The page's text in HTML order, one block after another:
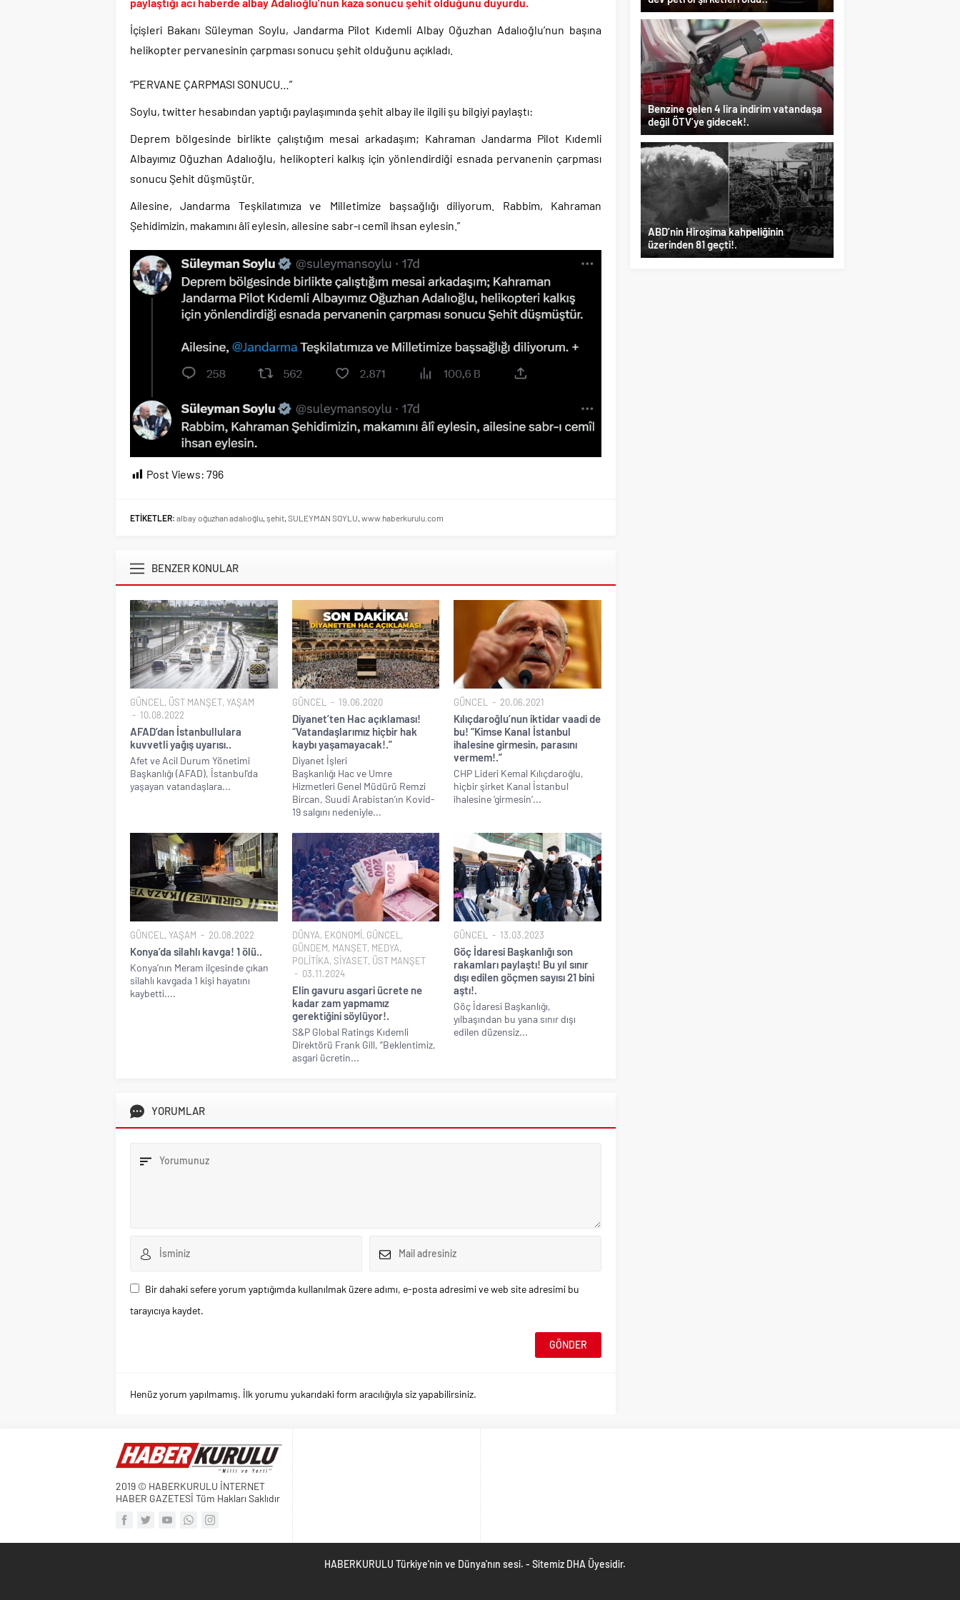
Günlerdir İran’a tehditler savurarak atıp tutan Trump yine kıvırdı!.
Merkez Bankası’ndan Kripto Varlık Merkezi Kayıt Sistemi’ne onay..
İçişleri Bakanı Süleyman Soylu, Jandarma Pilot Kıdemli Albay Oğuzhan Adalıoğlu’nun başına
helikopter pervanesinin çarpması sonucu şehit olduğunu açıkladı.
“PERVANE ÇARPMASI SONUCU…”
Soylu, twitter hesabından yaptığı paylaşımında şehit albay ile ilgili şu bilgiyi paylaştı:
Deprem bölgesinde birlikte çalıştığım mesai arkadaşım; Kahraman Jandarma Pilot Kıdemli
Albayımız Oğuzhan Adalıoğlu, helikopteri kalkış için yönlendirdiği esnada pervanenin çarpması
sonucu Şehit düşmüştür.
Ailesine, Jandarma Teşkilatımıza ve Milletimize başsağlığı diliyorum. Rabbim, Kahraman
Şehidimizin, makamını âlî eylesin, ailesine sabr-ı cemîl ihsan eylesin.”
Post Views: 796
ETİKETLER: albay oğuzhan adalıoğlu şehit SULEYMAN SOYLU www.haberkurulu.com
BENZER KONULAR
GÜNCEL , ÜST MANŞET, YAŞAM
10.08.2022
AFAD’dan İstanbullulara
kuvvetli yağış uyarısı..
Afet ve Acil Durum Yönetimi
Başkanlığı (AFAD), İstanbul’da
yaşayan vatandaşlara...
GÜNCEL 19.06.2020
Diyanet’ten Hac açıklaması!
“Vatandaşlarımız hiçbir hak
kaybı yaşamayacak!.”
Diyanet İşleri
Başkanlığı Hac ve Umre
Hizmetleri Genel Müdürü Remzi
Bircan, Suudi Arabistan’ın Kovid-
19 salgını nedeniyle...
GÜNCEL 20.06.2021
Kılıçdaroğlu’nun iktidar vaadi de
bu! “Kimse Kanal İstanbul
ihalesine girmesin, parasını
vermem!.”
CHP Lideri Kemal Kılıçdaroğlu,
hiçbir şirket Kanal İstanbul
ihalesine ‘girmesin’...
GÜNCEL , YAŞAM 20.08.2022
Konya’da silahlı kavga! 1 ölü..
Konya’nın Meram ilçesinde çıkan
silahlı kavgada 1 kişi hayatını
kaybetti....
DÜNYA, EKONOMİ, GÜNCEL ,
GÜNDEM, MANŞET, MEDYA,
POLİTİKA, SİYASET, ÜST MANŞET
03.11.2024
Elin gavuru asgari ücrete ne
kadar zam yapmamız
gerektiğini söylüyor!.
S&P Global Ratings Kıdemli
Direktörü Frank Gill, “Beklentimiz,
asgari ücretin...
GÜNCEL 13.03.2023
Göç İdaresi Başkanlığı son
rakamları paylaştı! Bu yıl sınır
dışı edilen göçmen sayısı 21 bini
aştı!.
Göç İdaresi Başkanlığı,
yılbaşından bu yana sınır dışı
edilen düzensiz...
YORUMLAR
Bir dahaki sefere yorum yaptığımda kullanılmak üzere adımı, e-posta adresimi ve web site adresimi bu
tarayıcıya kaydet.
Henüz yorum yapılmamış. İlk yorumu yukarıdaki form aracılığıyla siz yapabilirsiniz.
Benzine gelen 4 lira indirim vatandaşa
değil ÖTV’ye gidecek!.
ABD’nin Hiroşima kahpeliğinin
üzerinden 81 geçti!.
2019 © HABERKURULU İNTERNET
HABER GAZETESİ Tüm Hakları Saklıdır
HABERKURULU Türkiye'nin ve Dünya'nın sesi. - Sitemiz DHA Üyesidir.